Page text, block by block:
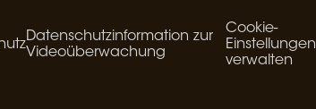
Datenschutzinformation zur
Videoüberwachung
Cookie-
Einstellungen
verwalten